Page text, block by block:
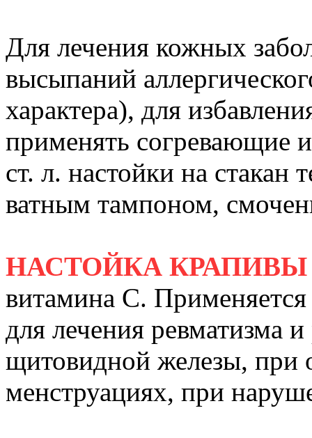
Для лечения кожных
высыпаний
характера), для
применять
ст. л. настойки на
ватным тампоном,
НАСТОЙКА КРАПИВЫ
витамина С. Применяется
для лечения ревматизма
щитовидной железы, при
менструациях, при